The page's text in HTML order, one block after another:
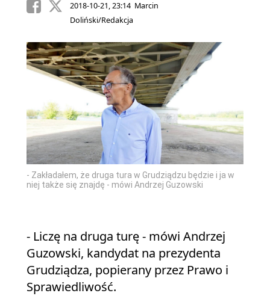
2018-10-21, 23:14 Marcin
Doliński/Redakcja
- Zakładałem, że druga tura w Grudziądzu będzie i ja w
niej także się znajdę - mówi Andrzej Guzowski
- Liczę na druga turę - mówi Andrzej
Guzowski, kandydat na prezydenta
Grudziądza, popierany przez Prawo i
Sprawiedliwość.